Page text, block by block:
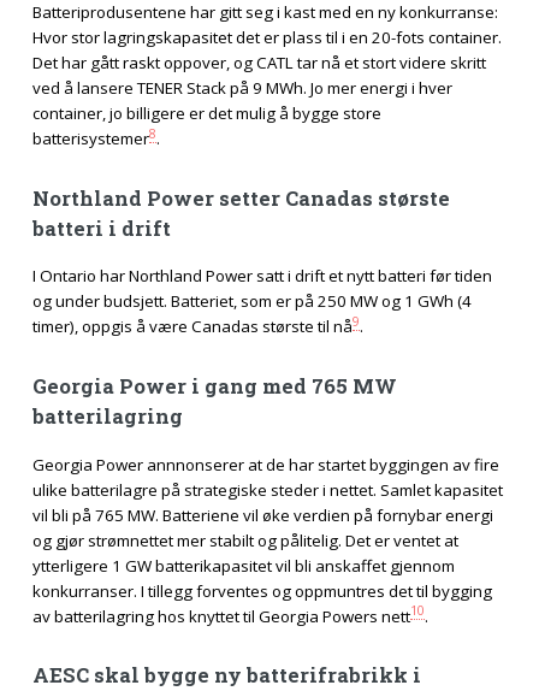
Batteriprodusentene har gitt seg i kast med en ny konkurranse:
Hvor stor lagringskapasitet det er plass til i en 20-fots container.
Det har gått raskt oppover, og CATL tar nå et stort videre skritt
ved å lansere TENER Stack på 9 MWh. Jo mer energi i hver
container, jo billigere er det mulig å bygge store
batterisystemer8.
Northland Power setter Canadas største
batteri i drift
I Ontario har Northland Power satt i drift et nytt batteri før tiden
og under budsjett. Batteriet, som er på 250 MW og 1 GWh (4
timer), oppgis å være Canadas største til nå9.
Georgia Power i gang med 765 MW
batterilagring
Georgia Power annnonserer at de har startet byggingen av fire
ulike batterilagre på strategiske steder i nettet. Samlet kapasitet
vil bli på 765 MW. Batteriene vil øke verdien på fornybar energi
og gjør strømnettet mer stabilt og pålitelig. Det er ventet at
ytterligere 1 GW batterikapasitet vil bli anskaffet gjennom
konkurranser. I tillegg forventes og oppmuntres det til bygging
av batterilagring hos knyttet til Georgia Powers nett10.
AESC skal bygge ny batterifrabrikk i